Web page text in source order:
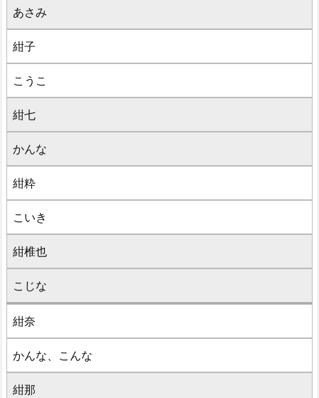
あさみ
紺子
こうこ
紺七
かんな
紺粋
こいき
紺椎也
こじな
紺奈
かんな、こんな
紺那